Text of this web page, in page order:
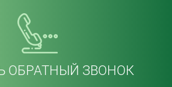
ОБРАТНЫЙ ЗВОНОК